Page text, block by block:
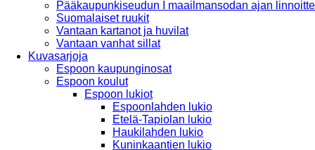
Pääkaupunkiseudun I maailmansodan ajan
Suomalaiset ruukit
Vantaan kartanot ja huvilat
Vantaan vanhat sillat
Kuvasarjoja
Espoon kaupunginosat
Espoon koulut
Espoon lukiot
Espoonlahden lukio
Etelä-Tapiolan lukio
Haukilahden lukio
Kuninkaantien lukio